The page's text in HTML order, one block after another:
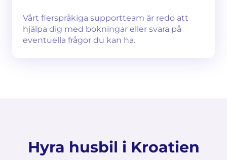
Vårt flerspråkiga supportteam är redo att
hjälpa dig med bokningar eller svara på
eventuella frågor du kan ha.
Hyra husbil i Kroatien